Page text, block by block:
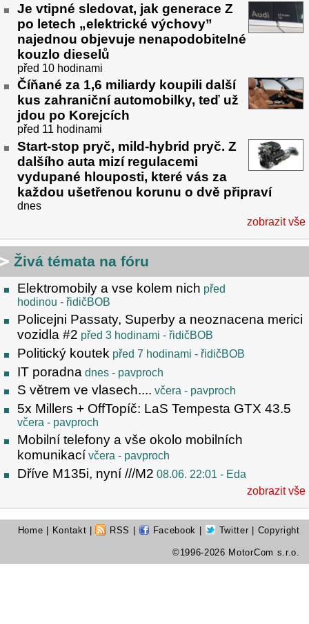
Je vtipné sledovat, jak generace Z
po letech „elektrické výchovy”
najednou objevuje nenapodobitelné
kouzlo dieselů
před 10 hodinami
Číňané za 1,6 miliardy koupili další
kus zahraniční automobilky, teď už
jdou po Korejcích
před 11 hodinami
Start-stop pryč, mild-hybrid pryč. Z
dalšího auta mizí regulacemi
vydupané hlouposti, které vás za
každou ušetřenou korunu o dvě připraví
dnes
zobrazit vše
Živá témata na fóru
Elektromobily a vse kolem nich před
hodinou - řidičBOB
Policejni Passaty, Superby a neoznacena merici
vozidla #2 před 3 hodinami - řidičBOB
Politický koutek před 7 hodinami - řidičBOB
IT poradna dnes - pavproch
S větrem ve vlasech.... včera - pavproch
5x Millers + OffTopíč: LaS Tempesta GTX 43.5
včera - pavproch
Mobilní telefony a vše okolo mobilních
komunikací včera - pavproch
Dříve M135i, nyní ///M2 08.06. 22:01 - Eda
zobrazit vše
Home | Kontakt | RSS | Facebook | Twitter | Copyright
©1996-2026 MotorCom s.r.o.